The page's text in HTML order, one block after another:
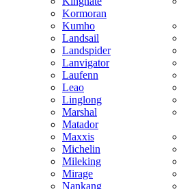
Kormoran
Kumho
Landsail
Landspider
Lanvigator
Laufenn
Leao
Linglong
Marshal
Matador
Maxxis
Michelin
Mileking
Mirage
Nankang